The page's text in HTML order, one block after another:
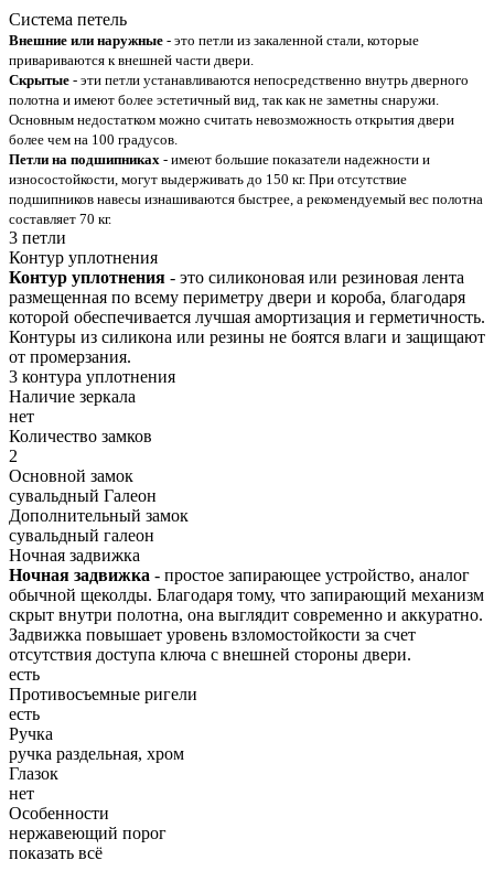
Система петель
Внешние или наружные - это петли из закаленной стали, которые
привариваются к внешней части двери.
Скрытые - эти петли устанавливаются непосредственно внутрь дверного
полотна и имеют более эстетичный вид, так как не заметны снаружи.
Основным недостатком можно считать невозможность открытия двери
более чем на 100 градусов.
Петли на подшипниках - имеют большие показатели надежности и
износостойкости, могут выдерживать до 150 кг. При отсутствие
подшипников навесы изнашиваются быстрее, а рекомендуемый вес полотна
составляет 70 кг.
3 петли
Контур уплотнения
Контур уплотнения - это силиконовая или резиновая лента
размещенная по всему периметру двери и короба, благодаря
которой обеспечивается лучшая амортизация и герметичность.
Контуры из силикона или резины не боятся влаги и защищают
от промерзания.
3 контура уплотнения
Наличие зеркала
нет
Количество замков
2
Основной замок
сувальдный Галеон
Дополнительный замок
сувальдный галеон
Ночная задвижка
Ночная задвижка - простое запирающее устройство, аналог
обычной щеколды. Благодаря тому, что запирающий механизм
скрыт внутри полотна, она выглядит современно и аккуратно.
Задвижка повышает уровень взломостойкости за счет
отсутствия доступа ключа с внешней стороны двери.
есть
Противосъемные ригели
есть
Ручка
ручка раздельная, хром
Глазок
нет
Особенности
нержавеющий порог
показать всё